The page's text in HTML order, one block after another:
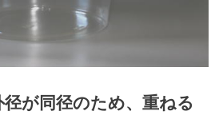
径が同径のため、重ねる